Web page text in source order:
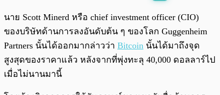
นาย Scott Minerd หรือ chief investment officer (CIO)
ของบริษัทด้านการลงอันดับต้น ๆ ของโลก Guggenheim
Partners นั้นได้ออกมากล่าวว่า Bitcoin นั้นได้มาถึงจุด
สูงสุดของราคาแล้ว หลังจากที่พุ่งทะลุ 40,000 ดอลลาร์ไป
เมื่อไม่นานมานี้